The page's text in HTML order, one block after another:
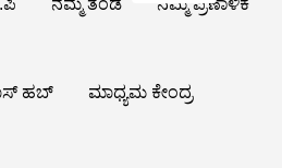
ಹಬ್ ಮಾಧ್ಯಮ ಕೇಂದ್ರ